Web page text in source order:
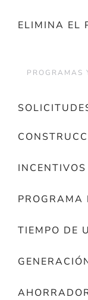
ELIMINA EL
PROGRAMAS
PROGRAMA
TIEMPO DE